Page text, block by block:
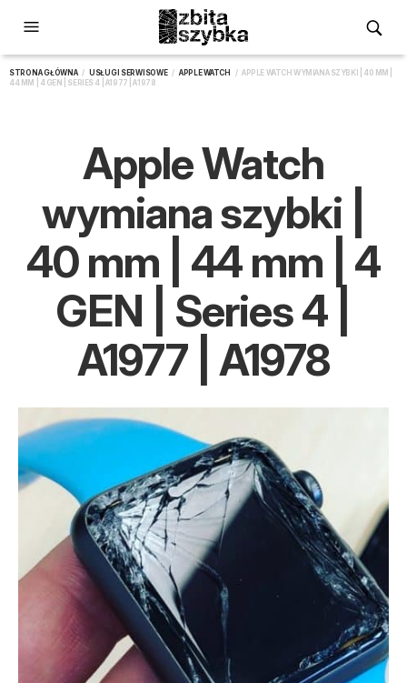
STRONA GŁÓWNA/ USŁUGI SERWISOWE/ APPLE WATCH
/ APPLE WATCH WYMIANA SZYBKI | 40 MM |
44 MM | 4 GEN | SERIES 4 | A1977 | A1978
Apple Watch
wymiana szybki |
40 mm | 44 mm | 4
GEN | Series 4 |
A1977 | A1978